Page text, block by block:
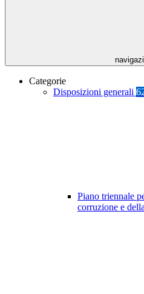
Categorie
Disposizioni generali
Piano triennale
corruzione e